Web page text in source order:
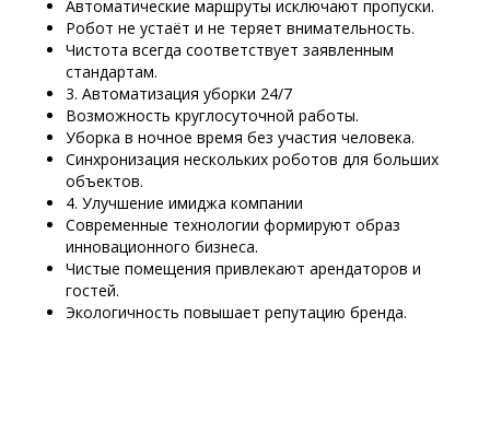
Автоматические маршруты исключают пропуски.
Робот не устаёт и не теряет внимательность.
Чистота всегда соответствует заявленным
стандартам.
3. Автоматизация уборки 24/7
Возможность круглосуточной работы.
Уборка в ночное время без участия человека.
Синхронизация нескольких роботов для больших
объектов.
4. Улучшение имиджа компании
Современные технологии формируют образ
инновационного бизнеса.
Чистые помещения привлекают арендаторов и
гостей.
Экологичность повышает репутацию бренда.